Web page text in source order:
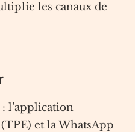
les canaux de
l’application
et la WhatsApp